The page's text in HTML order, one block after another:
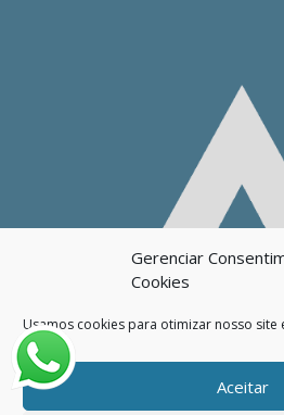
Gerenciar
Cookies
Usamos cookies para otimizar nosso site
Aceitar